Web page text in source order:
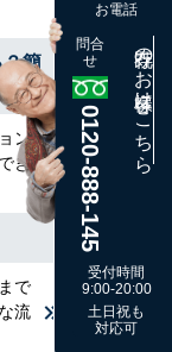
簡
ン
き
で
流
お電話
問合
せ
0120-888-145
既存のお客様はこちら
受付時間
9:00-20:00
土日祝も
対応可